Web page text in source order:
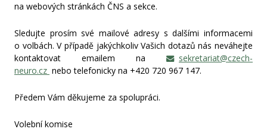
na webových stránkách ČNS a sekce.
Sledujte prosím své mailové adresy s dalšími informacemi
o volbách. V případě jakýchkoliv Vašich dotazů nás neváhejte
kontaktovat emailem na
sekretariat@czech-
neuro.cz nebo telefonicky na +420 720 967 147.
Předem Vám děkujeme za spolupráci.
Volební komise